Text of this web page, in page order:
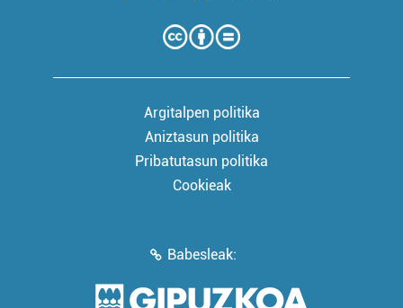
Argitalpen politika
Aniztasun politika
Pribatutasun politika
Cookieak
Babesleak: